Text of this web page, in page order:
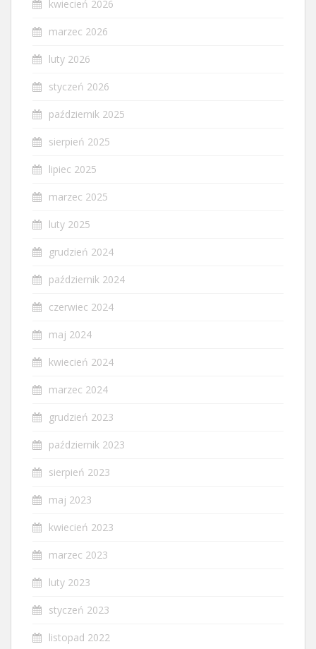
kwiecień 2026
marzec 2026
luty 2026
styczeń 2026
październik 2025
sierpień 2025
lipiec 2025
marzec 2025
luty 2025
grudzień 2024
październik 2024
czerwiec 2024
maj 2024
kwiecień 2024
marzec 2024
grudzień 2023
październik 2023
sierpień 2023
maj 2023
kwiecień 2023
marzec 2023
luty 2023
styczeń 2023
listopad 2022